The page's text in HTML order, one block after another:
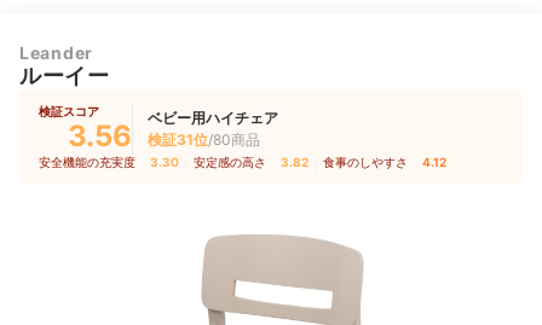
Leander
ルーイー
検証スコア
3.56
ベビー用ハイチェア
検証31位/80商品
安全機能の充実度 3.30 安定感の高さ 3.82 食事のしやすさ 4.12